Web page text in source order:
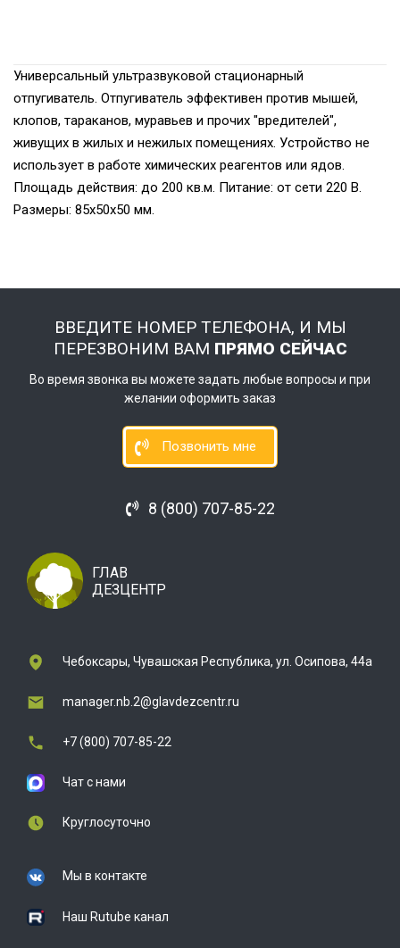
Универсальный ультразвуковой стационарный
отпугиватель. Отпугиватель эффективен против мышей,
клопов, тараканов, муравьев и прочих "вредителей",
живущих в жилых и нежилых помещениях. Устройство не
использует в работе химических реагентов или ядов.
Площадь действия: до 200 кв.м. Питание: от сети 220 В.
Размеры: 85х50х50 мм.
ВВЕДИТЕ НОМЕР ТЕЛЕФОНА, И МЫ
ПЕРЕЗВОНИМ ВАМ ПРЯМО СЕЙЧАС
Во время звонка вы можете задать любые вопросы и при
желании оформить заказ
Позвонить мне
8 (800) 707-85-22
ГЛАВ
ДЕЗЦЕНТР
Чебоксары, Чувашская Республика, ул. Осипова, 44а
manager.nb.2@glavdezcentr.ru
+7 (800) 707-85-22
Чат с нами
Круглосуточно
Мы в контакте
Наш Rutube канал